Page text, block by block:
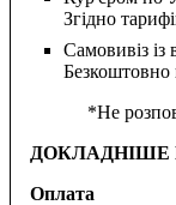
Згідно
Самовивіз
Безкоштовно
*Не
ДОКЛАДНІШЕ
Оплата